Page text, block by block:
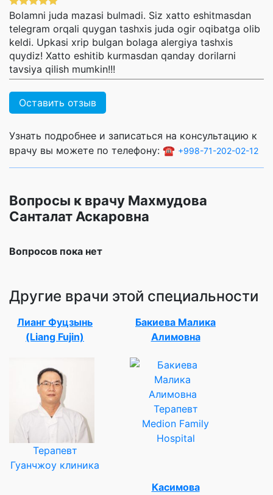
Bolamni juda mazasi bulmadi. Siz xatto eshitmasdan
telegram orqali quygan tashxis juda ogir oqibatga olib
keldi. Upkasi xrip bulgan bolaga alergiya tashxis
quydiz! Xatto eshitib kurmasdan qanday dorilarni
tavsiya qilish mumkin!!!
Оставить отзыв
Узнать подробнее и записаться на консультацию к
врачу вы можете по телефону: ☎️ +998-71-202-02-12
Вопросы к врачу Махмудова
Санталат Аскаровна
Вопросов пока нет
Другие врачи этой специальности
Лианг Фуцзынь
(Liang Fujin)
Терапевт
Гуанчжоу клиника
Бакиева Малика
Алимовна
Терапевт
Medion Family
Hospital
Касимова